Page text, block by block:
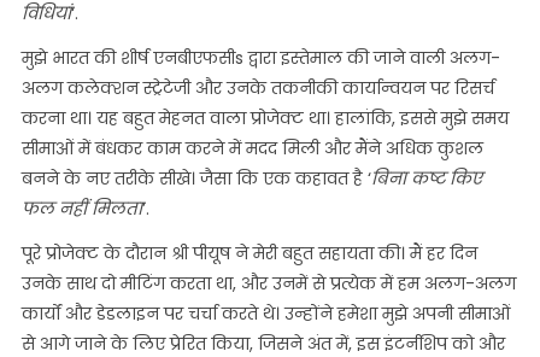
विधियां‘.
मुझे भारत की शीर्ष एनबीएफसीs द्वारा इस्तेमाल की जाने वाली अलग-
अलग कलेक्शन स्ट्रेटेजी और उनके तकनीकी कार्यान्वयन पर रिसर्च
करना था। यह बहुत मेहनत वाला प्रोजेक्ट था। हालांकि, इससे मुझे समय
सीमाओं में बंधकर काम करने में मदद मिली और मैंने अधिक कुशल
बनने के नए तरीके सीखे। जैसा कि एक कहावत है ‘बिना कष्ट किए
फल नहीं मिलता’.
पूरे प्रोजेक्ट के दौरान श्री पीयूष ने मेरी बहुत सहायता की। मैं हर दिन
उनके साथ दो मीटिंग करता था, और उनमें से प्रत्येक में हम अलग-अलग
कार्यों और डेडलाइन पर चर्चा करते थे। उन्होंने हमेशा मुझे अपनी सीमाओं
से आगे जाने के लिए प्रेरित किया, जिसने अंत में, इस इंटर्नशिप को और